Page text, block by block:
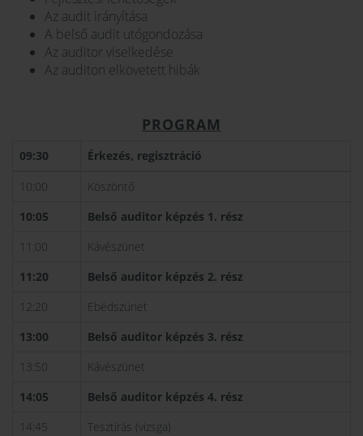
Az audit irányítása
A belső audit utógondozása
Az auditor viselkedése
Az auditon elkövetett hibák
PROGRAM
09:30
Érkezés, regisztráció
10:00
Köszöntő
10:05
Belső auditor képzés 1. rész
11:00
Kávészünet
11:20
Belső auditor képzés 2. rész
12:20
Ebédszünet
13:00
Belső auditor képzés 3. rész
13:50
Kávészünet
14:05
Belső auditor képzés 4. rész
14:45
Tesztírás (vizsga)